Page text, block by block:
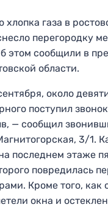
хлопка газа в
перегородку
этом сообщили в
области.
около
поступил
— сообщил
3/1.
последнем этаже
повредилась
Кроме того, как
окна и